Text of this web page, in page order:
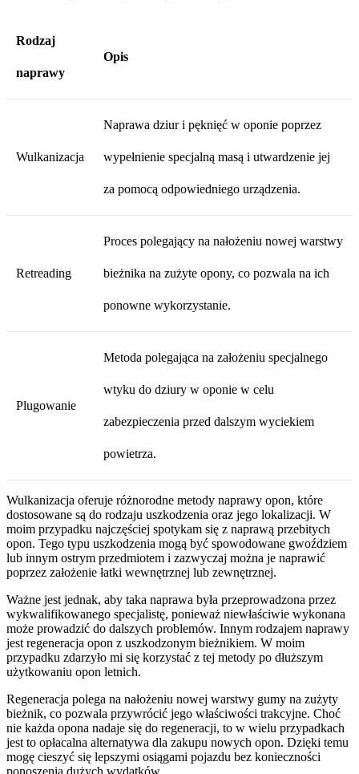
Rodzaj
naprawy
Opis
Wulkanizacja
Naprawa dziur i pęknięć w oponie poprzez
wypełnienie specjalną masą i utwardzenie jej
za pomocą odpowiedniego urządzenia.
Retreading
Proces polegający na nałożeniu nowej warstwy
bieżnika na zużyte opony, co pozwala na ich
ponowne wykorzystanie.
Plugowanie
Metoda polegająca na założeniu specjalnego
wtyku do dziury w oponie w celu
zabezpieczenia przed dalszym wyciekiem
powietrza.
Wulkanizacja oferuje różnorodne metody naprawy opon, które
dostosowane są do rodzaju uszkodzenia oraz jego lokalizacji. W
moim przypadku najczęściej spotykam się z naprawą przebitych
opon. Tego typu uszkodzenia mogą być spowodowane gwoździem
lub innym ostrym przedmiotem i zazwyczaj można je naprawić
poprzez założenie łatki wewnętrznej lub zewnętrznej.
Ważne jest jednak, aby taka naprawa była przeprowadzona przez
wykwalifikowanego specjalistę, ponieważ niewłaściwie wykonana
może prowadzić do dalszych problemów. Innym rodzajem naprawy
jest regeneracja opon z uszkodzonym bieżnikiem. W moim
przypadku zdarzyło mi się korzystać z tej metody po dłuższym
użytkowaniu opon letnich.
Regeneracja polega na nałożeniu nowej warstwy gumy na zużyty
bieżnik, co pozwala przywrócić jego właściwości trakcyjne. Choć
nie każda opona nadaje się do regeneracji, to w wielu przypadkach
jest to opłacalna alternatywa dla zakupu nowych opon. Dzięki temu
mogę cieszyć się lepszymi osiągami pojazdu bez konieczności